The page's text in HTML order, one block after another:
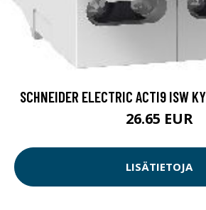
SCHNEIDER ELECTRIC ACTI9 ISW
26.65 EUR
LISÄTIETOJA